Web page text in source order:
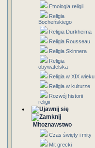
Etnologia religii
Religia
Bocheńskiego
Religia Durkheima
Religia Rousseau
Religia Skinnera
Religia
obywatelska
Religia w XIX wieku
Religia w kulturze
Rozwój historii
religii
Mitoznawstwo
Czas święty i mity
Mit grecki